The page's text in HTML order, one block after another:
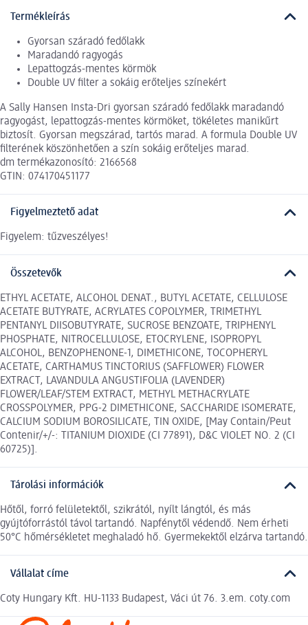
Termékleírás
Gyorsan száradó fedőlakk
Maradandó ragyogás
Lepattogzás-mentes körmök
Double UV filter a sokáig erőteljes színekért
A Sally Hansen Insta-Dri gyorsan száradó fedőlakk maradandó
ragyogást, lepattogzás-mentes körmöket, tökéletes manikűrt
biztosít. Gyorsan megszárad, tartós marad. A formula Double UV
filterének köszönhetően a szín sokáig erőteljes marad.
dm termékazonosító: 2166568
GTIN: 074170451177
Figyelmeztető adat
Figyelem: tűzveszélyes!
Összetevők
ETHYL ACETATE, ALCOHOL DENAT., BUTYL ACETATE, CELLULOSE
ACETATE BUTYRATE, ACRYLATES COPOLYMER, TRIMETHYL
PENTANYL DIISOBUTYRATE, SUCROSE BENZOATE, TRIPHENYL
PHOSPHATE, NITROCELLULOSE, ETOCRYLENE, ISOPROPYL
ALCOHOL, BENZOPHENONE-1, DIMETHICONE, TOCOPHERYL
ACETATE, CARTHAMUS TINCTORIUS (SAFFLOWER) FLOWER
EXTRACT, LAVANDULA ANGUSTIFOLIA (LAVENDER)
FLOWER/LEAF/STEM EXTRACT, METHYL METHACRYLATE
CROSSPOLYMER, PPG-2 DIMETHICONE, SACCHARIDE ISOMERATE,
CALCIUM SODIUM BOROSILICATE, TIN OXIDE, [May Contain/Peut
Contenir/+/-: TITANIUM DIOXIDE (CI 77891), D&C VIOLET NO. 2 (CI
60725)].
Tárolási információk
Hőtől, forró felületektől, szikrától, nyílt lángtól, és más
gyújtóforrástól távol tartandó. Napfénytől védendő. Nem érheti
50°C hőmérsékletet meghaladó hő. Gyermekektől elzárva tartandó.
Vállalat címe
Coty Hungary Kft. HU-1133 Budapest, Váci út 76. 3.em. coty.com